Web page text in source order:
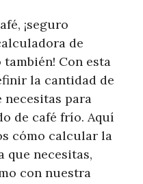
¡seguro
de
Con esta
la cantidad de
para
de café frío. Aquí
cómo calcular la
que necesitas,
con nuestra